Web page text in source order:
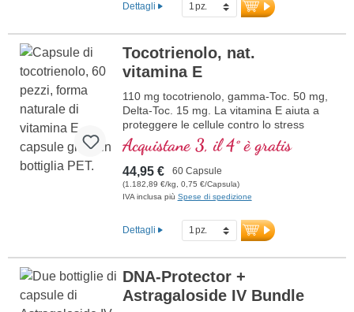
ulteriori informazioni su
Dettagli
Tocotrienolo, nat.
vitamina E
110 mg tocotrienolo, gamma-Toc. 50 mg,
Delta-Toc. 15 mg. La vitamina E aiuta a
proteggere le cellule contro lo stress
ossidativo.
Acquistane 3, il 4° è gratis
44,95 € 60 Capsule
(1.182,89 €/kg, 0,75 €/Capsula)
IVA inclusa più Spese di spedizione
Dettagli
DNA-Protector +
Astragaloside IV Bundle